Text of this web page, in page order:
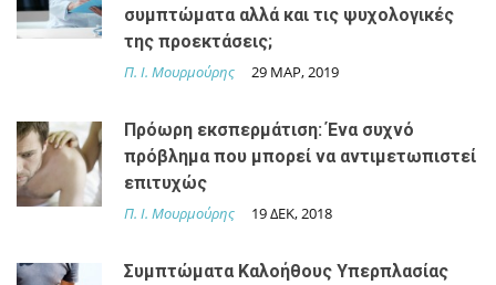
συμπτώματα αλλά και τις ψυχολογικές
της προεκτάσεις;
Π. Ι. Μουρμούρης 29 ΜΑΡ, 2019
Πρόωρη εκσπερμάτιση: Ένα συχνό
πρόβλημα που μπορεί να αντιμετωπιστεί
επιτυχώς
Π. Ι. Μουρμούρης 19 ΔΕΚ, 2018
Συμπτώματα Καλοήθους Υπερπλασίας